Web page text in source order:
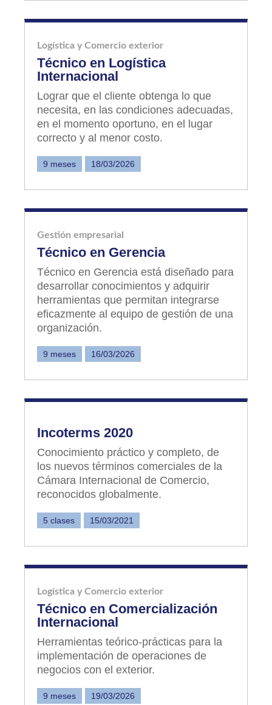
Logística y Comercio exterior
Técnico en Logística
Internacional
Lograr que el cliente obtenga lo que
necesita, en las condiciones adecuadas,
en el momento oportuno, en el lugar
correcto y al menor costo.
9 meses 18/03/2026
Gestión empresarial
Técnico en Gerencia
Técnico en Gerencia está diseñado para
desarrollar conocimientos y adquirir
herramientas que permitan integrarse
eficazmente al equipo de gestión de una
organización.
9 meses 16/03/2026
Incoterms 2020
Conocimiento práctico y completo, de
los nuevos términos comerciales de la
Cámara Internacional de Comercio,
reconocidos globalmente.
5 clases 15/03/2021
Logística y Comercio exterior
Técnico en Comercialización
Internacional
Herramientas teórico-prácticas para la
implementación de operaciones de
negocios con el exterior.
9 meses 19/03/2026